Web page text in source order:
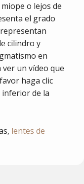
o lejos de
el grado
cilindro y
en
ver un vídeo que
haga clic
inferior de la
lentes de